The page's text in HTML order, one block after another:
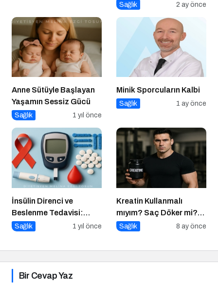
Sağlık 2 ay önce
Anne Sütüyle Başlayan
Yaşamın Sessiz Gücü
Sağlık 1 yıl önce
Minik Sporcuların Kalbi
Sağlık 1 ay önce
İnsülin Direnci ve
Beslenme Tedavisi:
Düşük Glisemik İndeksli
Sağlık 1 yıl önce
Kreatin Kullanmalı
mıyım? Saç Döker mi?
Ne Zaman Alınmalı?
Sağlık 8 ay önce
Bir Cevap Yaz